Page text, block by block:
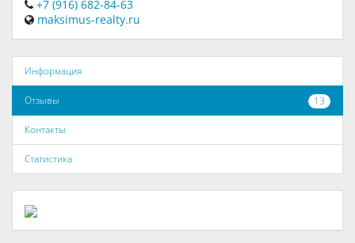
+7 (916) 682-84-63
maksimus-realty.ru
Информация
13
Отзывы
Контакты
Статистика